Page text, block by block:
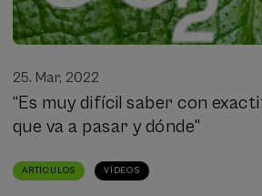
25. Mar, 2022
“Es muy difícil saber con
que va a pasar y dónde"
ARTÍCULOS VÍDEOS